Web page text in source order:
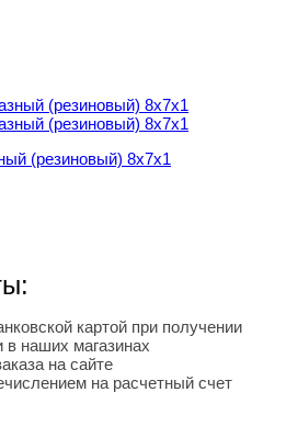
(резиновый) 8х7х1
(резиновый) 8х7х1
картой при получении
в наших магазинах
на сайте
на расчетный счет